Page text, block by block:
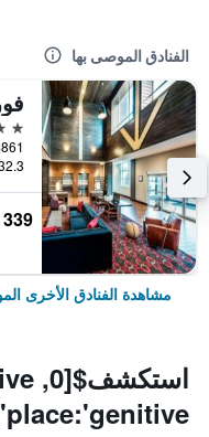
الفنادق الموصى بها
3 نجوم
32.3 كيلومتر عن وسط
339 ﷼
مشاهدة الفنادق الأخرى
place:'genitive'], هيوستن